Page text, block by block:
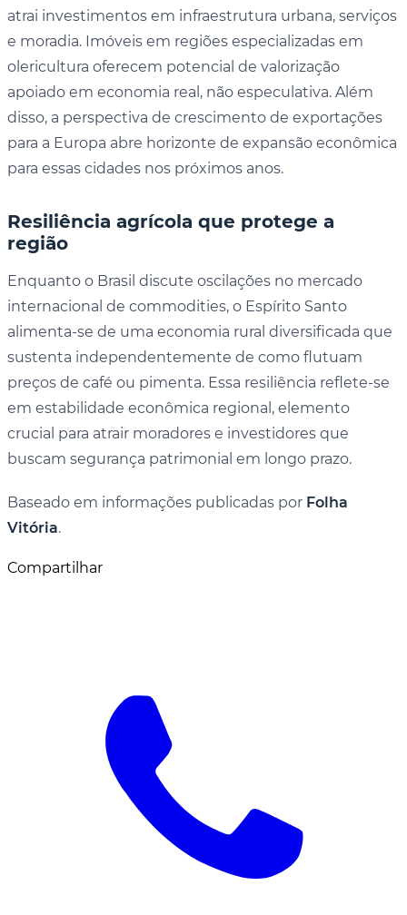
atrai investimentos em infraestrutura urbana, serviços
e moradia. Imóveis em regiões especializadas em
olericultura oferecem potencial de valorização
apoiado em economia real, não especulativa. Além
disso, a perspectiva de crescimento de exportações
para a Europa abre horizonte de expansão econômica
para essas cidades nos próximos anos.
Resiliência agrícola que protege a
região
Enquanto o Brasil discute oscilações no mercado
internacional de commodities, o Espírito Santo
alimenta-se de uma economia rural diversificada que
sustenta independentemente de como flutuam
preços de café ou pimenta. Essa resiliência reflete-se
em estabilidade econômica regional, elemento
crucial para atrair moradores e investidores que
buscam segurança patrimonial em longo prazo.
Baseado em informações publicadas por Folha
Vitória.
Compartilhar